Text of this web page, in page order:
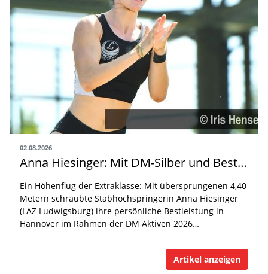
02.08.2026
Anna Hiesinger: Mit DM-Silber und Bestleistung zur U20-WM
Ein Höhenflug der Extraklasse: Mit übersprungenen 4,40
Metern schraubte Stabhochspringerin Anna Hiesinger
(LAZ Ludwigsburg) ihre persönliche Bestleistung in
Hannover im Rahmen der DM Aktiven 2026…
Artikel anzeigen